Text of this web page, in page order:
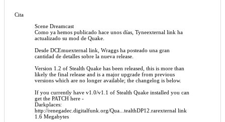
Cita
Scene Dreamcast
Como ya hemos publicado hace unos días, Tyneexternal link ha
actualizado su mod de Quake.
Desde DCEmuexternal link, Wraggs ha posteado una gran
cantidad de detalles sobre la nueva release.
Version 1.2 of Stealth Quake has been released, this is more than
likely the final release and is a major upgrade from previous
versions which are no longer available; the changelog is below.
If you currently have v1.0/v1.1 of Stealth Quake installed you can
get the PATCH here -
Darkplaces:
http://renegadec.digitalfunk.org/Qua...tealthDP12.rarexternal link
1.6 Megabytes